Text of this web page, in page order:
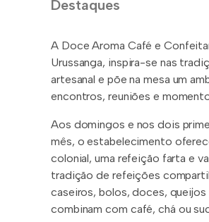
Destaques
A Doce Aroma Café e
Urussanga, inspira-se nas
artesanal e põe na mesa um
encontros, reuniões e
Aos domingos e nos dois
mês, o estabelecimento
colonial, uma refeição farta e
tradição de refeições
caseiros, bolos, doces, queijos
combinam com café, chá ou